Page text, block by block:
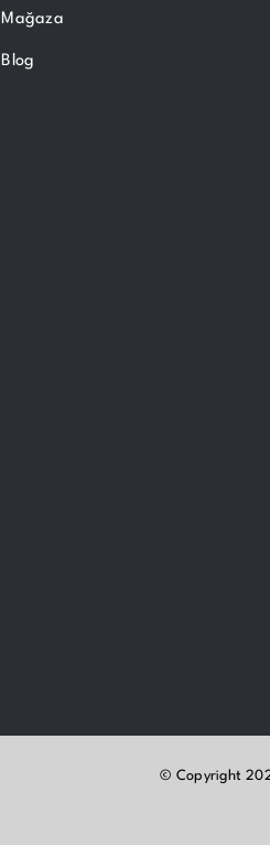
Mağaza
Blog
© Copyright